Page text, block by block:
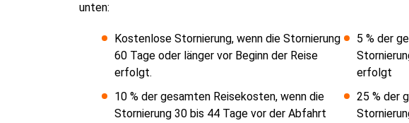
unten:
Kostenlose Stornierung, wenn die Stornierung
60 Tage oder länger vor Beginn der Reise
erfolgt.
5 % der
erfolgt
10 % der gesamten Reisekosten, wenn die
Stornierung 30 bis 44 Tage vor der Abfahrt
25 % der